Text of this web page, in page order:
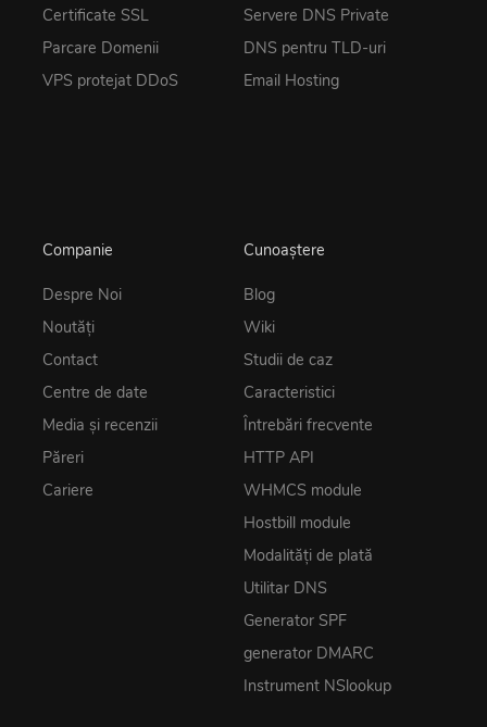
Certificate SSL
Parcare Domenii
VPS protejat DDoS
Servere DNS Private
DNS pentru TLD-uri
Email Hosting
Companie
Despre Noi
Noutăţi
Contact
Centre de date
Media și recenzii
Păreri
Cariere
Cunoaștere
Blog
Wiki
Studii de caz
Caracteristici
Întrebări frecvente
HTTP API
WHMCS module
Hostbill module
Modalități de plată
Utilitar DNS
Generator SPF
generator DMARC
Instrument NSlookup